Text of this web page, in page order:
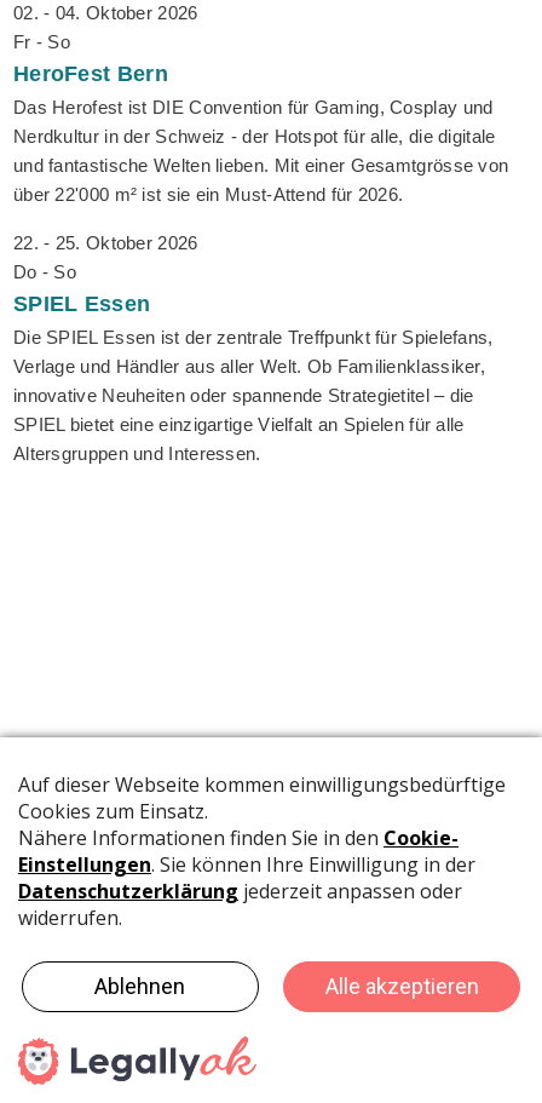
02. - 04. Oktober 2026
Fr - So
HeroFest Bern
Das Herofest ist DIE Convention für Gaming, Cosplay und
Nerdkultur in der Schweiz - der Hotspot für alle, die digitale
und fantastische Welten lieben. Mit einer Gesamtgrösse von
über 22'000 m² ist sie ein Must-Attend für 2026.
22. - 25. Oktober 2026
Do - So
SPIEL Essen
Die SPIEL Essen ist der zentrale Treffpunkt für Spielefans,
Verlage und Händler aus aller Welt. Ob Familienklassiker,
innovative Neuheiten oder spannende Strategietitel – die
SPIEL bietet eine einzigartige Vielfalt an Spielen für alle
Altersgruppen und Interessen.
Die offizielle Publikation der Schweizer Papeterien informiert
Meldungen aus der Branche.